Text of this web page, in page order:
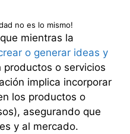
no es lo mismo!
mientras la
o generar ideas y
productos o servicios
implica incorporar
los productos o
asegurando que
y al mercado.